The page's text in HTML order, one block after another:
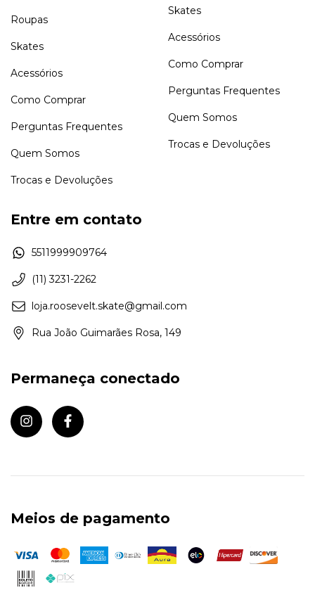
Roupas
Skates
Acessórios
Como Comprar
Perguntas Frequentes
Quem Somos
Trocas e Devoluções
Skates
Acessórios
Como Comprar
Perguntas Frequentes
Quem Somos
Trocas e Devoluções
Entre em contato
5511999909764
(11) 3231-2262
loja.roosevelt.skate@gmail.com
Rua João Guimarães Rosa, 149
Permaneça conectado
Meios de pagamento